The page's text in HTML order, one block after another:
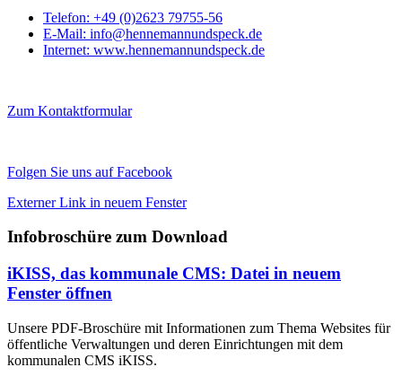
Telefon: +49 (0)2623 79755-56
E-Mail: info@hennemannundspeck.de
Internet: www.hennemannundspeck.de
Zum Kontaktformular
Folgen Sie uns auf Facebook
Externer Link in neuem Fenster
Infobroschüre zum Download
iKISS, das kommunale CMS: Datei in neuem
Fenster öffnen
Unsere PDF-Broschüre mit Informationen zum Thema Websites für
öffentliche Verwaltungen und deren Einrichtungen mit dem
kommunalen CMS iKISS.